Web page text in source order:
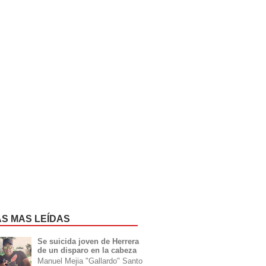
MAS LEÍDAS
Se suicida joven de Herrera
de un disparo en la cabeza
Manuel Mejia "Gallardo" Santo